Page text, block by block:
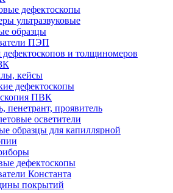
дефектоскопы
ультразвуковые
образцы
ПЭП
дефектоскопов и толщиномеров
кейсы
дефектоскопы
ПВК
пенетрант, проявитель
осветители
образцы для капиллярной
дефектоскопы
Константа
покрытий